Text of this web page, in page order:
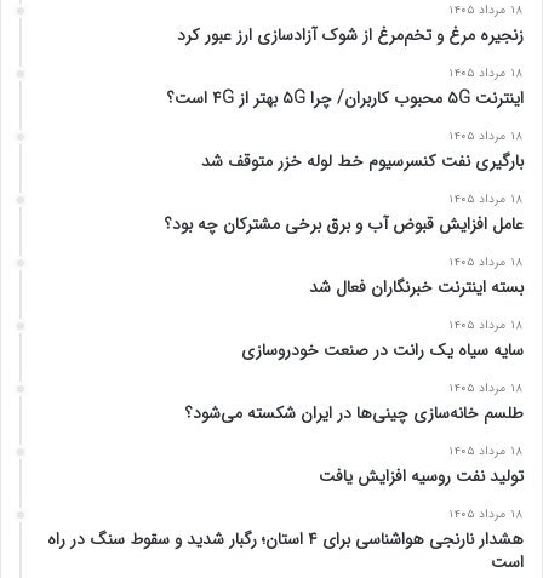
۱۸ مرداد ۱۴۰۵
زنجیره مرغ و تخم‌مرغ از شوک آزادسازی ارز عبور کرد
۱۸ مرداد ۱۴۰۵
اینترنت ۵G محبوب کاربران/ چرا ۵G بهتر از ۴G است؟
۱۸ مرداد ۱۴۰۵
بارگیری نفت کنسرسیوم خط لوله خزر متوقف شد
۱۸ مرداد ۱۴۰۵
عامل افزایش قبوض آب و برق برخی مشترکان چه بود؟
۱۸ مرداد ۱۴۰۵
بسته اینترنت خبرنگاران فعال شد
۱۸ مرداد ۱۴۰۵
سایه سیاه یک رانت در صنعت خودروسازی
۱۸ مرداد ۱۴۰۵
طلسم خانه‌سازی چینی‌ها در ایران شکسته می‌شود؟
۱۸ مرداد ۱۴۰۵
تولید نفت روسیه افزایش یافت
۱۸ مرداد ۱۴۰۵
هشدار نارنجی هواشناسی برای ۴ استان؛ رگبار شدید و سقوط سنگ در راه
است